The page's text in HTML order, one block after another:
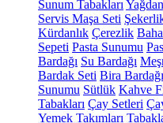
Sunum Tabakları
Servis Maşa Seti
Kürdanlık Çerezlik
Sepeti Pasta Sunumu
Bardağı Su Bardağı
Bardak Seti Bira Bardağı
Sunumu Sütlük Kahve
Tabakları Çay Setleri
Yemek Takımları